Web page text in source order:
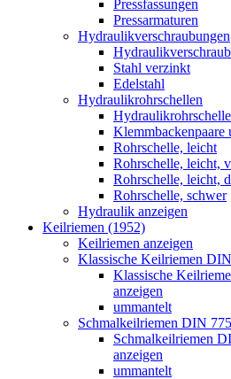
Pressfassungen
Pressarmaturen
Hydraulikverschraubungen
Stahl verzinkt
Edelstahl
Hydraulikrohrschellen
Klemmbackenpaare
Rohrschelle, leicht
Rohrschelle, leicht,
Rohrschelle, leicht,
Rohrschelle, schwer
Hydraulik anzeigen
Keilriemen (1952)
Keilriemen anzeigen
Klassische Keilriemen
Klassische
anzeigen
ummantelt
Schmalkeilriemen DIN
Schmalkeilriemen
anzeigen
ummantelt